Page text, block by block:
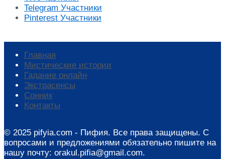
Telegram Участники
Pinterest Участники
Главная
Мистические истории
Гадание онлайн
Экстрасенсы
Сонник
Контакты
© 2025 pifyia.com - Пифия. Все права защищены. С
вопросами и предложениями обязательно пишите на
нашу почту: orakul.pifia@gmail.com.